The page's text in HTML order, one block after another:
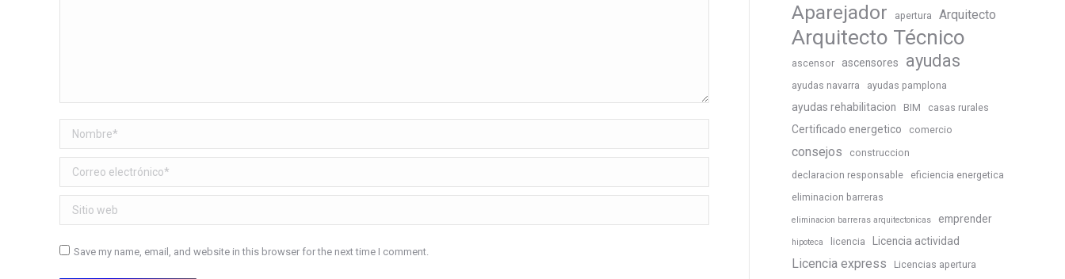
Nombre *
Correo electrónico *
Sitio web
Save my name, email, and website in this browser for the next time I comment.
Aparejador apertura Arquitecto
Arquitecto Técnico
ascensor ascensores ayudas
ayudas navarra ayudas pamplona
ayudas rehabilitacion BIM casas rurales
Certificado energetico comercio
consejos
construccion
declaracion responsable
eficiencia energetica
eliminacion barreras
eliminacion barreras arquitectonicas emprender
hipoteca licencia Licencia actividad
Licencia express Licencias apertura